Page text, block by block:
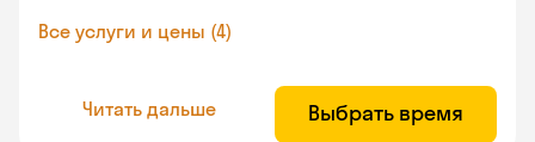
Все услуги и цены (4)
Читать дальше Выбрать время